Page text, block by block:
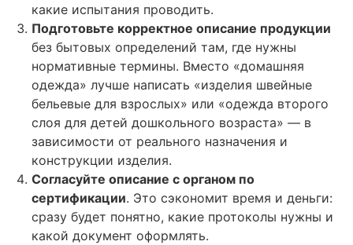
какие испытания проводить.
Подготовьте корректное описание продукции
без бытовых определений там, где нужны
нормативные термины. Вместо «домашняя
одежда» лучше написать «изделия швейные
бельевые для взрослых» или «одежда второго
слоя для детей дошкольного возраста» — в
зависимости от реального назначения и
конструкции изделия.
Согласуйте описание с органом по
сертификации. Это сэкономит время и деньги:
сразу будет понятно, какие протоколы нужны и
какой документ оформлять.